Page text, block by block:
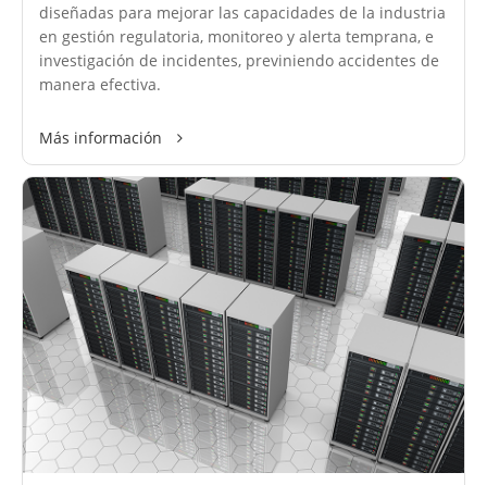
diseñadas para mejorar las capacidades de la industria
en gestión regulatoria, monitoreo y alerta temprana, e
investigación de incidentes, previniendo accidentes de
manera efectiva.
Más información